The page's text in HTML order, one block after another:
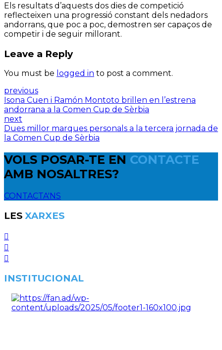
Els resultats d’aquests dos dies de competició
reflecteixen una progressió constant dels nedadors
andorrans, que poc a poc, demostren ser capaços de
competir i de seguir millorant.
Leave a Reply
You must be logged in to post a comment.
previous
Isona Cuen i Ramón Montoto brillen en l’estrena
andorrana a la Comen Cup de Sèrbia
next
Dues millor marques personals a la tercera jornada de
la Comen Cup de Sèrbia
VOLS POSAR-TE EN CONTACTE
AMB NOSALTRES?
CONTACTA'NS
LES XARXES
INSTITUCIONAL